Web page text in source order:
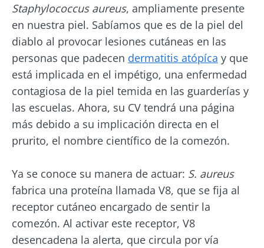
Staphylococcus aureus, ampliamente presente
en nuestra piel. Sabíamos que es de la piel del
diablo al provocar lesiones cutáneas en las
personas que padecen dermatitis atópíca y que
está implicada en el impétigo, una enfermedad
contagiosa de la piel temida en las guarderías y
las escuelas. Ahora, su CV tendrá una página
más debido a su implicación directa en el
prurito, el nombre científico de la comezón.
Ya se conoce su manera de actuar: S. aureus
fabrica una proteína llamada V8, que se fija al
receptor cutáneo encargado de sentir la
comezón. Al activar este receptor, V8
desencadena la alerta, que circula por vía